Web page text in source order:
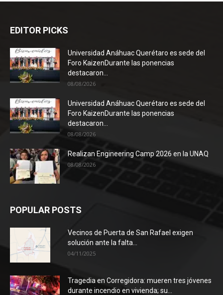
EDITOR PICKS
Universidad Anáhuac Querétaro es sede del
Foro KaizenDurante las ponencias
destacaron...
08/08/2026
Universidad Anáhuac Querétaro es sede del
Foro KaizenDurante las ponencias
destacaron...
08/08/2026
Realizan Engineering Camp 2026 en la UNAQ
08/08/2026
POPULAR POSTS
Vecinos de Puerta de San Rafael exigen
solución ante la falta...
04/11/2025
Tragedia en Corregidora: mueren tres jóvenes
durante incendio en vivienda; su...